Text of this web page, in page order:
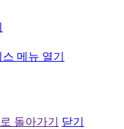
메뉴 열기
돌아가기
닫기